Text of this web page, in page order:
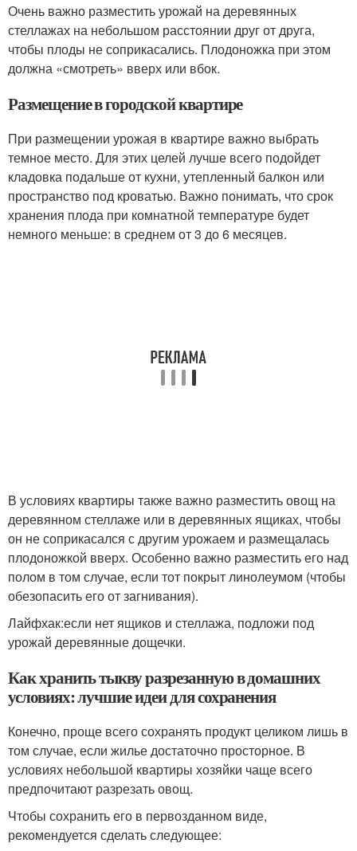
Очень важно разместить урожай на деревянных
стеллажах на небольшом расстоянии друг от друга,
чтобы плоды не соприкасались. Плодоножка при этом
должна «смотреть» вверх или вбок.
Размещение в городской квартире
При размещении урожая в квартире важно выбрать
темное место. Для этих целей лучше всего подойдет
кладовка подальше от кухни, утепленный балкон или
пространство под кроватью. Важно понимать, что срок
хранения плода при комнатной температуре будет
немного меньше: в среднем от 3 до 6 месяцев.
В условиях квартиры также важно разместить овощ на
деревянном стеллаже или в деревянных ящиках, чтобы
он не соприкасался с другим урожаем и размещалась
плодоножкой вверх. Особенно важно разместить его над
полом в том случае, если тот покрыт линолеумом (чтобы
обезопасить его от загнивания).
Лайфхак:если нет ящиков и стеллажа, подложи под
урожай деревянные дощечки.
Как хранить тыкву разрезанную в домашних
условиях: лучшие идеи для сохранения
Конечно, проще всего сохранять продукт целиком лишь в
том случае, если жилье достаточно просторное. В
условиях небольшой квартиры хозяйки чаще всего
предпочитают разрезать овощ.
Чтобы сохранить его в первозданном виде,
рекомендуется сделать следующее: